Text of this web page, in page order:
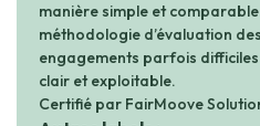
manière simple et
méthodologie d’évaluation
engagements parfois
clair et exploitable.
Certifié par FairMoove